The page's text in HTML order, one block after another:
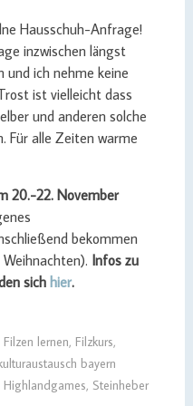
Hausschuh-Anfrage!
inzwischen längst
ich nehme keine
ist vielleicht dass
und anderen solche
Für alle Zeiten warme
20.-22. November
bekommen
Infos zu
sich hier.
Filzen lernen, Filzkurs,
bayern
Highlandgames, Steinheber